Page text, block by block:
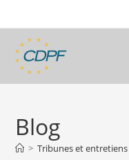
to
content
Blog
> Tribunes et entretiens